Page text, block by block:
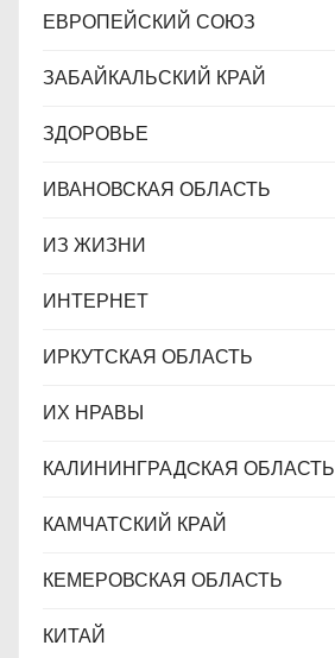
ЕВРОПЕЙСКИЙ СОЮЗ
ЗАБАЙКАЛЬСКИЙ КРАЙ
ЗДОРОВЬЕ
ИВАНОВСКАЯ ОБЛАСТЬ
ИЗ ЖИЗНИ
ИНТЕРНЕТ
ИРКУТСКАЯ ОБЛАСТЬ
ИХ НРАВЫ
КАЛИНИНГРАДCКАЯ ОБЛАСТЬ
КАМЧАТСКИЙ КРАЙ
КЕМЕРОВСКАЯ ОБЛАСТЬ
КИТАЙ